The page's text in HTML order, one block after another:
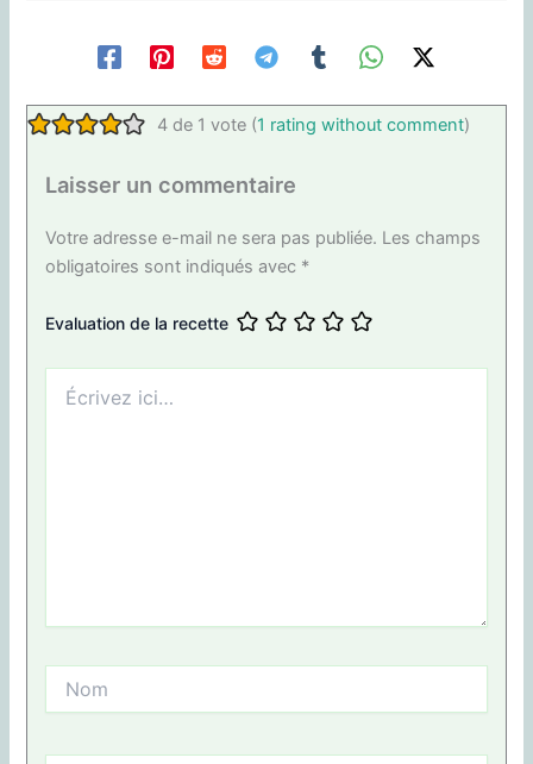
4 de 1 vote (1 rating without comment)
Laisser un commentaire
Votre adresse e-mail ne sera pas publiée. Les champs
obligatoires sont indiqués avec *
Evaluation de la recette
ici…